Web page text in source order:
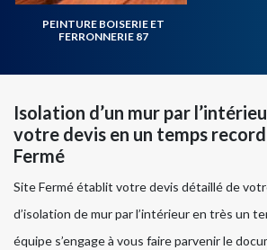
PEINTURE BOISERIE ET
FERRONNERIE 87
Isolation d’un mur par
votre devis en un temps
Fermé
Site Fermé établit votre devis détaillé de
d’isolation de mur par l’intérieur en très un
équipe s’engage à vous faire parvenir le